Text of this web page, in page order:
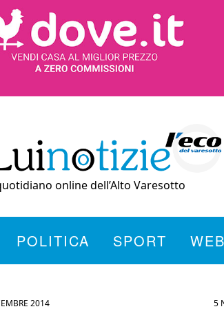
online dell’Alto Varesotto
POLITICA SPORT
2014 5